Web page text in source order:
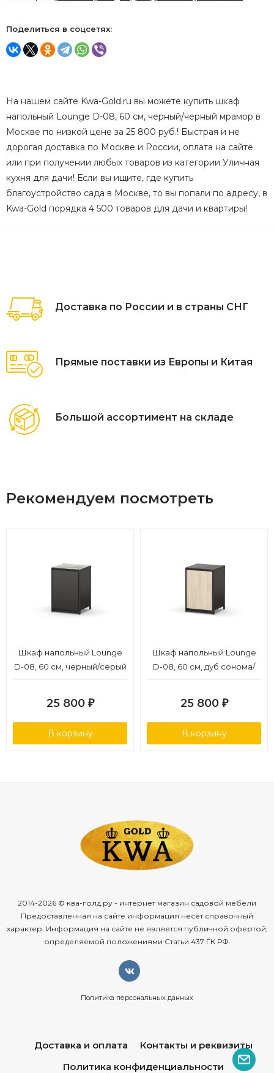
Поделиться в соцсетях:
На нашем сайте Kwa-Gold.ru вы можете купить шкаф
напольный Lounge D-08, 60 см, черный/черный мрамор в
Москве по низкой цене за 25 800 руб.! Быстрая и не
дорогая доставка по Москве и России, оплата на сайте
или при получении любых товаров из категории Уличная
кухня для дачи! Если вы ищите, где купить
благоустройство сада в Москве, то вы попали по адресу, в
Kwa-Gold порядка 4 500 товаров для дачи и квартиры!
Доставка по России и в страны СНГ
Прямые поставки из Европы и Китая
Большой ассортимент на складе
Рекомендуем посмотреть
Шкаф напольный Lounge
D-08, 60 см, черный/серый
25 800 ₽
В корзину
Шкаф напольный Lounge
D-08, 60 см, дуб сонома/
25 800 ₽
В корзину
2014-2026 © ква-голд.ру - интернет магазин садовой мебели
Предоставленная на сайте информация несёт справочный
характер. Информация на сайте не является публичной офертой,
определяемой положениями Статьи 437 ГК РФ.
Политика персональных данных
Доставка и оплата
Контакты и реквизиты
Политика конфиденциальности